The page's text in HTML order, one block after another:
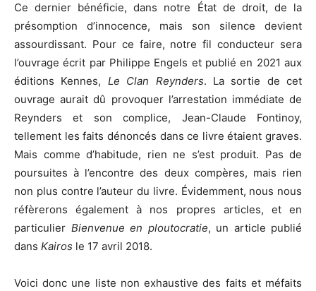
Ce dernier bénéficie, dans notre État de droit, de la
présomption d’innocence, mais son silence devient
assourdissant. Pour ce faire, notre fil conducteur sera
l’ouvrage écrit par Philippe Engels et publié en 2021 aux
éditions Kennes, Le Clan Reynders. La sortie de cet
ouvrage aurait dû provoquer l’arrestation immédiate de
Reynders et son complice, Jean-Claude Fontinoy,
tellement les faits dénoncés dans ce livre étaient graves.
Mais comme d’habitude, rien ne s’est produit. Pas de
poursuites à l’encontre des deux compères, mais rien
non plus contre l’auteur du livre. Évidemment, nous nous
réfèrerons également à nos propres articles, et en
particulier Bienvenue en ploutocratie, un article publié
dans Kairos le 17 avril 2018.
Voici donc une liste non exhaustive des faits et méfaits